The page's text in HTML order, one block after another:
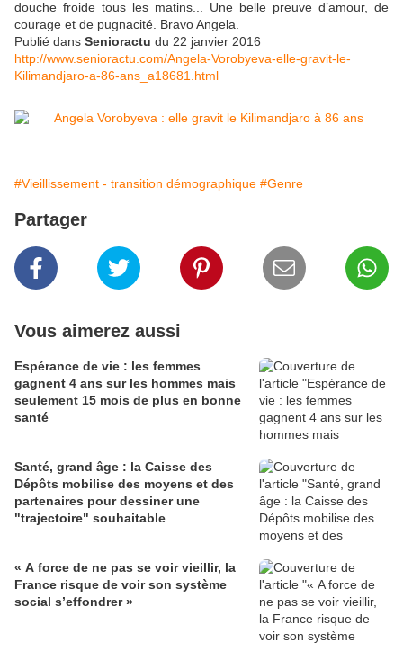
douche froide tous les matins... Une belle preuve d’amour, de
courage et de pugnacité. Bravo Angela.
Publié dans Senioractu du 22 janvier 2016
http://www.senioractu.com/Angela-Vorobyeva-elle-gravit-le-
Kilimandjaro-a-86-ans_a18681.html
#Vieillissement - transition démographique #Genre
Partager
Vous aimerez aussi
Espérance de vie : les femmes
gagnent 4 ans sur les hommes mais
seulement 15 mois de plus en bonne
santé
Santé, grand âge : la Caisse des
Dépôts mobilise des moyens et des
partenaires pour dessiner une
"trajectoire" souhaitable
« A force de ne pas se voir vieillir, la
France risque de voir son système
social s’effondrer »